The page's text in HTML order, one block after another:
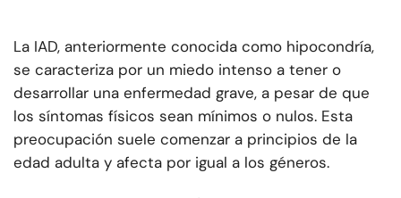
La IAD, anteriormente conocida como hipocondría,
se caracteriza por un miedo intenso a tener o
desarrollar una enfermedad grave, a pesar de que
los síntomas físicos sean mínimos o nulos. Esta
preocupación suele comenzar a principios de la
edad adulta y afecta por igual a los géneros.